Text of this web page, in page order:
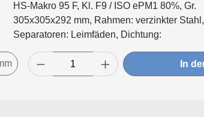
HS-Makro 95 F, Kl. F9 / ISO ePM1 80%, Gr.
305x305x292 mm, Rahmen: verzinkter Stahl,
Separatoren: Leimfäden, Dichtung:
In